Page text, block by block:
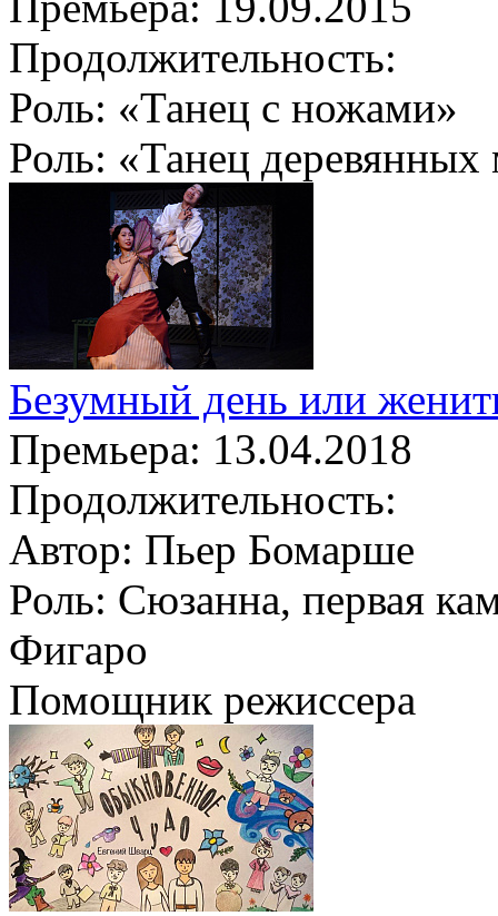
Продолжительность:
Роль: «Танец с ножами»
Роль: «Танец деревянных
Безумный день или
Премьера: 13.04.2018
Продолжительность:
Автор: Пьер Бомарше
Роль: Сюзанна, первая
Фигаро
Помощник режиссера